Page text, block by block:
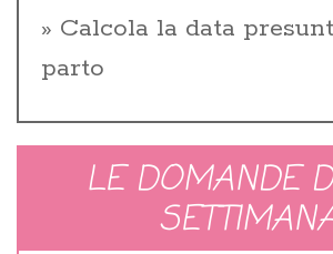
Calcola la data
parto
LE DOMANDE